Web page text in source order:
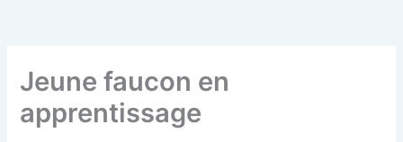
Jeune faucon en
apprentissage